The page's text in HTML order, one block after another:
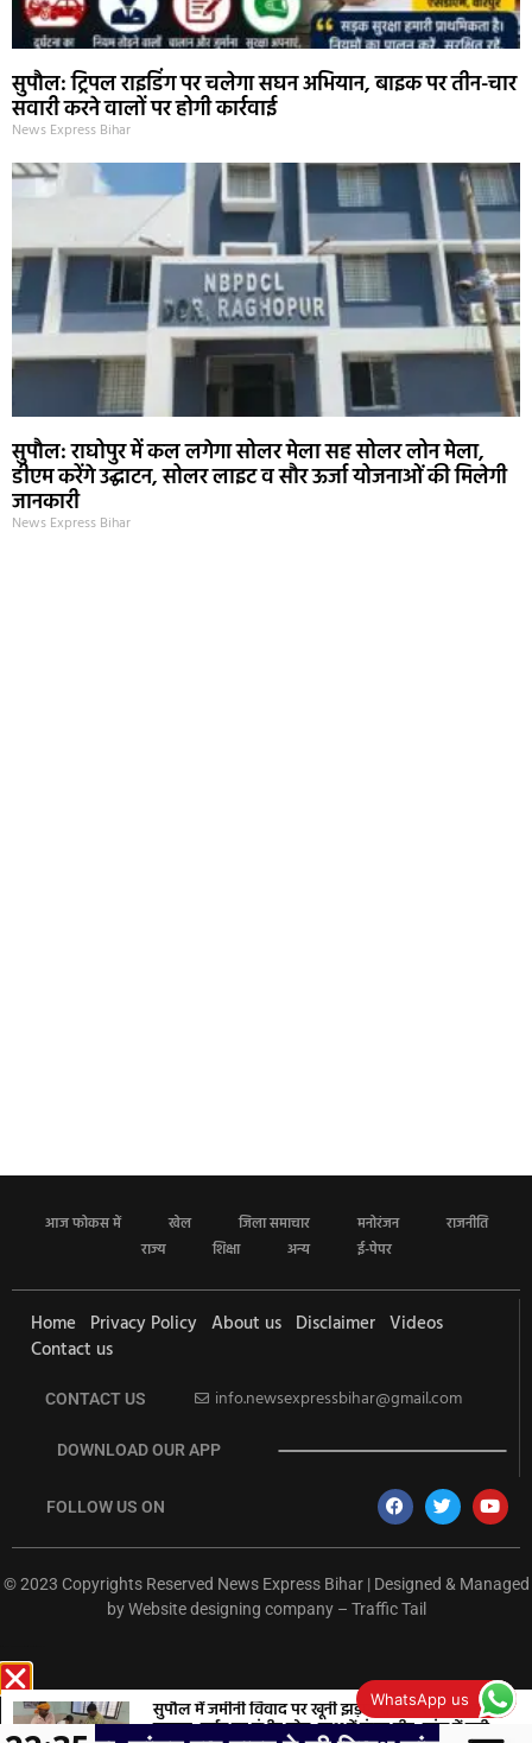
सुपौल: ट्रिपल राइडिंग पर चलेगा सघन अभियान, बाइक पर तीन-चार
सवारी करने वालों पर होगी कार्रवाई
News Express Bihar
सुपौल: राघोपुर में कल लगेगा सोलर मेला सह सोलर लोन मेला,
डीएम करेंगे उद्घाटन, सोलर लाइट व सौर ऊर्जा योजनाओं की मिलेगी
जानकारी
News Express Bihar
आज फोकस में खेल जिला समाचार मनोरंजन
राजनीति
राज्य
शिक्षा अन्य ई-पेपर
Home Privacy Policy About us Disclaimer Videos
Contact us
CONTACT US info.newsexpressbihar@gmail.com
DOWNLOAD OUR APP
FOLLOW US ON
© 2023 Copyrights Reserved News Express Bihar | Designed & Managed
byWebsite designing company– Traffic Tail
WhatsApp us
सुपौल में जमीनी विवाद पर खूनी झड़प, तीर-फरसा से छह
घायल; गर्दन पर गंभीर चोट, हाथ में फंसा तीर, जांच में जुटी